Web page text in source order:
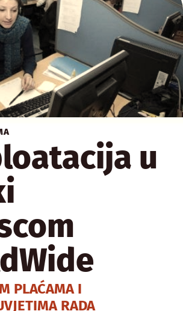
u
PLAĆAMA I
RADA